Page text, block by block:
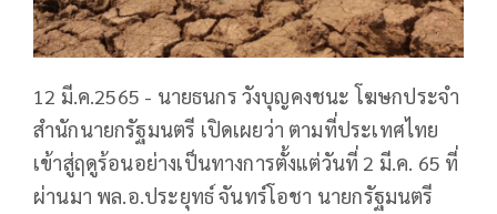
12 มี.ค.2565 - นายธนกร วังบุญคงชนะ โฆษกประจำ
สำนักนายกรัฐมนตรี เปิดเผยว่า ตามที่ประเทศไทย
เข้าสู่ฤดูร้อนอย่างเป็นทางการตั้งแต่วันที่ 2 มี.ค. 65 ที่
ผ่านมา พล.อ.ประยุทธ์ จันทร์โอชา นายกรัฐมนตรี